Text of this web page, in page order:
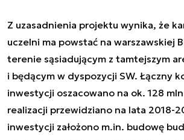
Z uzasadnienia projektu wynika, że
uczelni ma powstać na warszawskiej
terenie sąsiadującym z tamtejszym
i będącym w dyspozycji SW. Łączny
inwestycji oszacowano na ok. 128 mln
realizacji przewidziano na lata 2018-
inwestycji założono m.in. budowę